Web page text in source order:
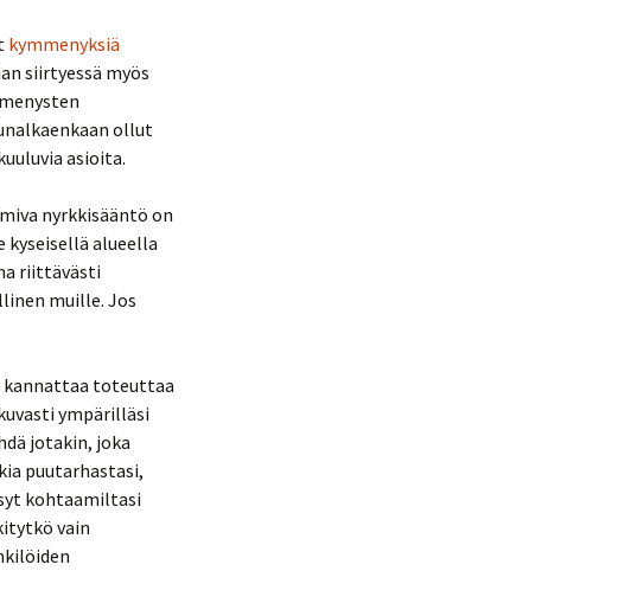
kymmenyksiä
siirtyessä myös
ollut
asioita.
nyrkkisääntö on
alueella
riittävästi
muille. Jos
kannattaa toteuttaa
ympärilläsi
jotakin, joka
puutarhastasi,
kohtaamiltasi
vain